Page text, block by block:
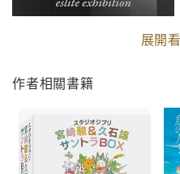
5. ねこバス
7. となりのトトロ－エン
展開
作者相關書籍